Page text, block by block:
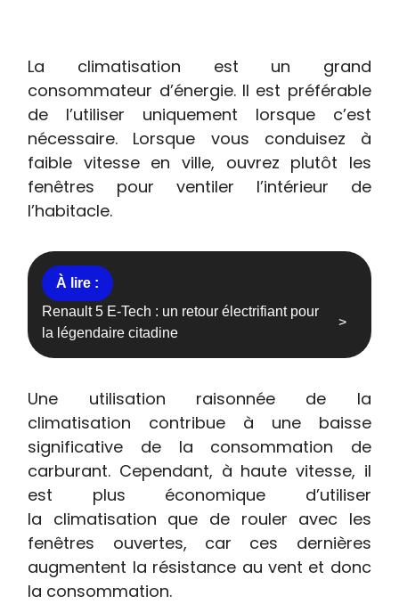
La climatisation est un grand
consommateur d’énergie. Il est préférable
de l’utiliser uniquement lorsque c’est
nécessaire. Lorsque vous conduisez à
faible vitesse en ville, ouvrez plutôt les
fenêtres pour ventiler l’intérieur de
l’habitacle.
Renault 5 E-Tech : un retour électrifiant pour
la légendaire citadine
Une utilisation raisonnée de la
climatisation contribue à une baisse
significative de la consommation de
carburant. Cependant, à haute vitesse, il
est plus économique d’utiliser
la climatisation que de rouler avec les
fenêtres ouvertes, car ces dernières
augmentent la résistance au vent et donc
la consommation.